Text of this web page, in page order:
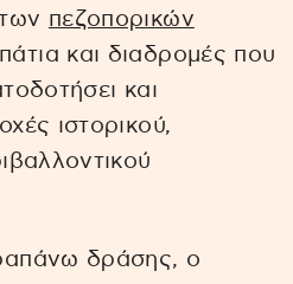
πεζοπορικών
και διαδρομές που
και
ιστορικού,
δράσης, ο